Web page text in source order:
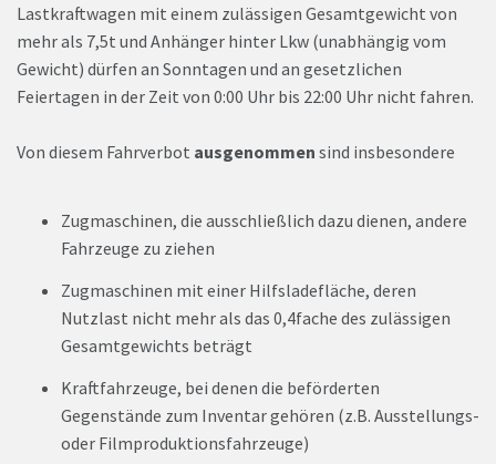
Lastkraftwagen mit einem zulässigen Gesamtgewicht von
mehr als 7,5t und Anhänger hinter Lkw (unabhängig vom
Gewicht) dürfen an Sonntagen und an gesetzlichen
Feiertagen in der Zeit von 0:00 Uhr bis 22:00 Uhr nicht fahren.
Von diesem Fahrverbot ausgenommen sind insbesondere
Zugmaschinen, die ausschließlich dazu dienen, andere
Fahrzeuge zu ziehen
Zugmaschinen mit einer Hilfsladefläche, deren
Nutzlast nicht mehr als das 0,4fache des zulässigen
Gesamtgewichts beträgt
Kraftfahrzeuge, bei denen die beförderten
Gegenstände zum Inventar gehören (z.B. Ausstellungs-
oder Filmproduktionsfahrzeuge)